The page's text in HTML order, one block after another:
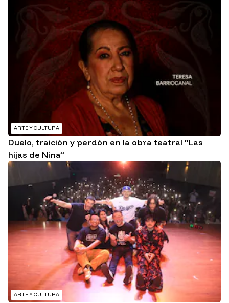
ARTE Y CULTURA
Duelo, traición y perdón en la obra teatral “Las
hijas de Nina”
ARTE Y CULTURA